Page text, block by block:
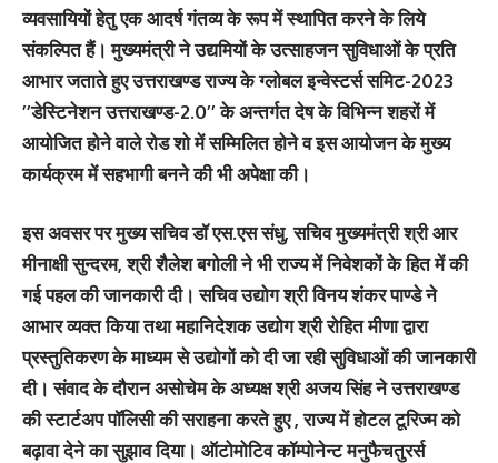
व्यवसायियों हेतु एक आदर्ष गंतव्य के रूप में स्थापित करने के लिये
संकल्पित हैं। मुख्यमंत्री ने उद्यमियों के उत्साहजन सुविधाओं के प्रति
आभार जताते हुए उत्तराखण्ड राज्य के ग्लोबल इन्वेस्टर्स समिट-2023
’’डेस्टिनेशन उत्तराखण्ड-2.0’’ के अन्तर्गत देष के विभिन्न शहरों में
आयोजित होने वाले रोड शो में सम्मिलित होने व इस आयोजन के मुख्य
कार्यक्रम में सहभागी बनने की भी अपेक्षा की।
इस अवसर पर मुख्य सचिव डॉ एस.एस संधु, सचिव मुख्यमंत्री श्री आर
मीनाक्षी सुन्दरम, श्री शैलेश बगोली ने भी राज्य में निवेशकों के हित में की
गई पहल की जानकारी दी। सचिव उद्योग श्री विनय शंकर पाण्डे ने
आभार व्यक्त किया तथा महानिदेशक उद्योग श्री रोहित मीणा द्वारा
प्रस्तुतिकरण के माध्यम से उद्योगों को दी जा रही सुविधाओं की जानकारी
दी। संवाद के दौरान असोचेम के अध्यक्ष श्री अजय सिंह ने उत्तराखण्ड
की स्टार्टअप पॉलिसी की सराहना करते हुए , राज्य में होटल टूरिज्म को
बढ़ावा देने का सुझाव दिया। ऑटोमोटिव कॉम्पोनेन्ट मनुफैचतुरर्स